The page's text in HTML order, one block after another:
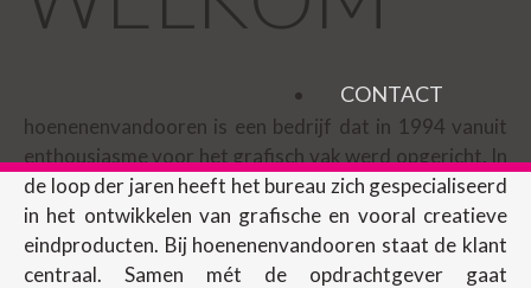
CONTACT
hoenenenvandooren is een bedrijf dat in 1994 vanuit
enthousiasme voor het grafisch vak werd opgericht. In
de loop der jaren heeft het bureau zich gespecialiseerd
in het ontwikkelen van grafische en vooral creatieve
eindproducten. Bij hoenenenvandooren staat de klant
centraal. Samen mét de opdrachtgever gaat